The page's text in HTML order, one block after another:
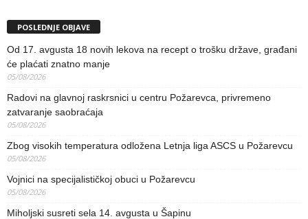
POSLEDNJE OBJAVE
Od 17. avgusta 18 novih lekova na recept o trošku države, građani
će plaćati znatno manje
05/08/2026
Radovi na glavnoj raskrsnici u centru Požarevca, privremeno
zatvaranje saobraćaja
05/08/2026
Zbog visokih temperatura odložena Letnja liga ASCS u Požarevcu
05/08/2026
Vojnici na specijalističkoj obuci u Požarevcu
05/08/2026
Miholjski susreti sela 14. avgusta u Šapinu